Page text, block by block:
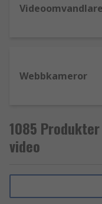
Videoomvandlare
Webbkameror
1085
video